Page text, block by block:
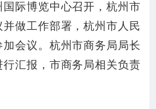
际博览中心召开，杭州市
做工作部署，杭州市人民
会议。杭州市商务局局长
汇报，市商务局相关负责